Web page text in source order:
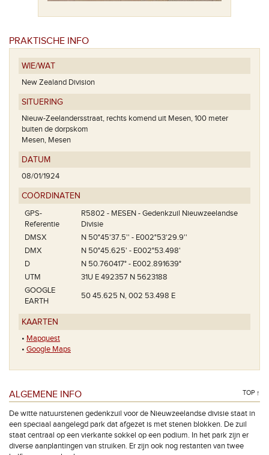
PRAKTISCHE INFO
WIE/WAT
New Zealand Division
SITUERING
Nieuw-Zeelandersstraat, rechts komend uit Mesen, 100 meter
buiten de dorpskom
Mesen, Mesen
DATUM
08/01/1924
COÖRDINATEN
GPS-
Referentie
R5802 - MESEN - Gedenkzuil Nieuwzeelandse
Divisie
DMSX
N 50°45'37.5'' - E002°53'29.9''
DMX
N 50°45.625' - E002°53.498'
D
N 50.760417° - E002.891639°
UTM
31U E 492357 N 5623188
GOOGLE
EARTH
50 45.625 N, 002 53.498 E
KAARTEN
• Mapquest
• Google Maps
ALGEMENE INFO TOP ↑
De witte natuurstenen gedenkzuil voor de Nieuwzeelandse divisie staat in
een speciaal aangelegd park dat afgezet is met stenen blokken. De zuil
staat centraal op een vierkante sokkel op een podium. In het park zijn er
diverse aanplantingen van struiken. Er zijn ook nog restanten van twee